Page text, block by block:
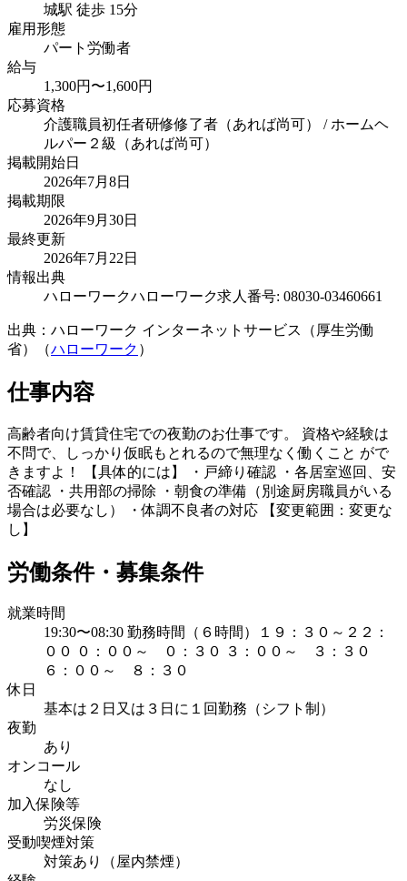
城駅 徒歩 15分
雇用形態
パート労働者
給与
1,300円〜1,600円
応募資格
介護職員初任者研修修了者（あれば尚可） / ホームヘ
ルパー２級（あれば尚可）
掲載開始日
2026年7月8日
掲載期限
2026年9月30日
最終更新
2026年7月22日
情報出典
ハローワークハローワーク求人番号: 08030-03460661
出典：ハローワーク インターネットサービス（厚生労働
省）（ハローワーク ）
仕事内容
高齢者向け賃貸住宅での夜勤のお仕事です。 資格や経験は
不問で、しっかり仮眠もとれるので無理なく働くこと がで
きますよ！ 【具体的には】 ・戸締り確認 ・各居室巡回、安
否確認 ・共用部の掃除 ・朝食の準備（別途厨房職員がいる
場合は必要なし） ・体調不良者の対応 【変更範囲：変更な
し】
労働条件・募集条件
就業時間
19:30〜08:30 勤務時間（６時間）１９：３０～２２：
００ ０：００～ ０：３０ ３：００～ ３：３０
６：００～ ８：３０
休日
基本は２日又は３日に１回勤務（シフト制）
夜勤
あり
オンコール
なし
加入保険等
労災保険
受動喫煙対策
対策あり（屋内禁煙）